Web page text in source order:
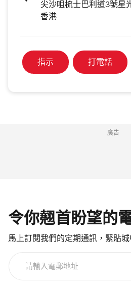
尖沙咀梳士巴利道3號星
香港
指示 打電話
廣告
令你翹首盼望的
馬上訂閱我們的定期通訊，緊貼